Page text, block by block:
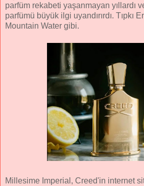
parfüm rekabeti yaşanmayan yıllardı
parfümü büyük ilgi uyandırırdı. Tıpkı
Mountain Water gibi.
Millesime Imperial, Creed'in internet